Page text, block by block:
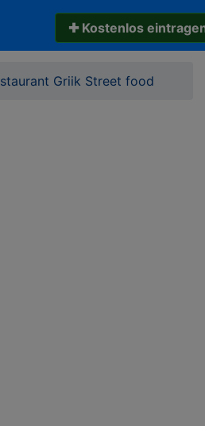
✚ Kostenlos
Griik Street food